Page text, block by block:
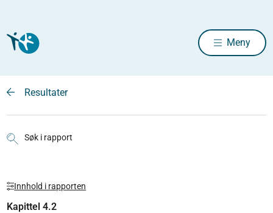
Meny
Resultater
Søk i rapport
Innhold i rapporten
Kapittel 4.2